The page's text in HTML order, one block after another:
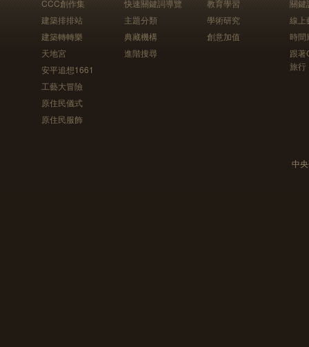
CCC創作集
建築排排站
建築轉轉樂
天地宮
安平追想1661
工藝大冒險
原住民儀式
原住民服飾
快速關鍵詞導覽
主題分類
典藏機構
進階搜尋
教育學習
學術研究
創意加值
關鍵
線上
時間
跟
旅行
中